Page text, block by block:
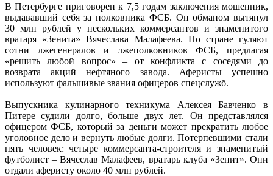
В Петербурге приговорен к 7,5 годам заключения мошенник,
выдававший себя за полковника ФСБ. Он обманом вытянул
30 млн рублей у нескольких коммерсантов и знаменитого
вратаря «Зенита» Вячеслава Малафеева. По стране гуляют
сотни лжегенералов и лжеполковников ФСБ, предлагая
«решить любой вопрос» – от конфликта с соседями до
возврата акций нефтяного завода. Аферисты успешно
используют фальшивые звания офицеров спецслужб.
Выпускника кулинарного техникума Алексея Бавченко в
Питере судили долго, больше двух лет. Он представлялся
офицером ФСБ, который за деньги может прекратить любое
уголовное дело и вернуть любые долги. Потерпевшими стали
пять человек: четыре коммерсанта-строителя и знаменитый
футболист – Вячеслав Малафеев, вратарь клуба «Зенит». Они
отдали аферисту около 40 млн рублей.